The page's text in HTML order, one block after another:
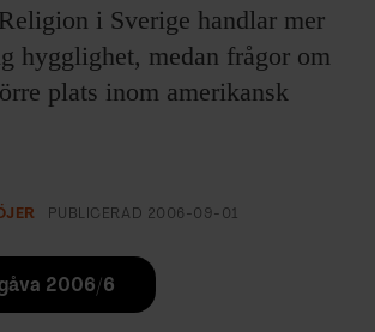
i Sverige handlar mer
hygglighet, medan frågor om
plats inom amerikansk
PUBLICERAD 2006-09-01
2006/6